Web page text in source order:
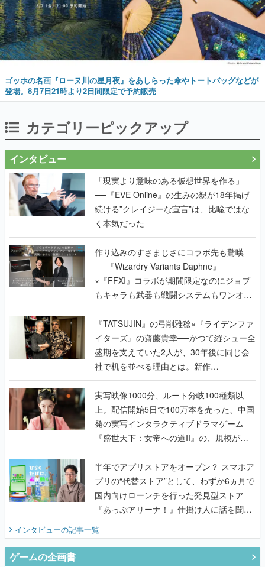
ゴッホの名画『ローヌ川の星月夜』をあしらった傘やトートバッグなどが
登場。8月7日21時より2日間限定で予約販売
カテゴリーピックアップ
インタビュー
「現実より意味のある仮想世界を作る」
──『EVE Online』の生みの親が18年掲げ
続ける”クレイジーな宣言”は、比喩ではな
く本気だった
作り込みのすさまじさにコラボ先も驚嘆
──『Wizardry Variants Daphne』
×『FFXI』コラボが期間限定なのにジョブ
もキャラも武器も戦闘システムもワンオフ
で作り込まれた理由を両ディレクターに聞
く
『TATSUJIN』の弓削雅稔×『ライデンファ
イターズ』の齋藤貴幸──かつて縦シュー全
盛期を支えていた2人が、30年後に同じ会
社で机を並べる理由とは。新作
『TATSUJIN EXTREME』で初タッグを組
んだレジェンド2人に訊く開発秘話
実写映像1000分、ルート分岐100種類以
上。配信開始5日で100万本を売った、中国
発の実写インタラクティブドラマゲーム
『盛世天下：女帝への道II』の、規模が違
うこだわりをプロデューサーに聞いた
半年でアプリストアをオープン？ スマホア
プリの“代替ストア”として、わずか6ヵ月で
国内向けローンチを行った発見型ストア
『あっぷアリーナ！』仕掛け人に話を聞い
インタビューの記事一覧
ゲームの企画書